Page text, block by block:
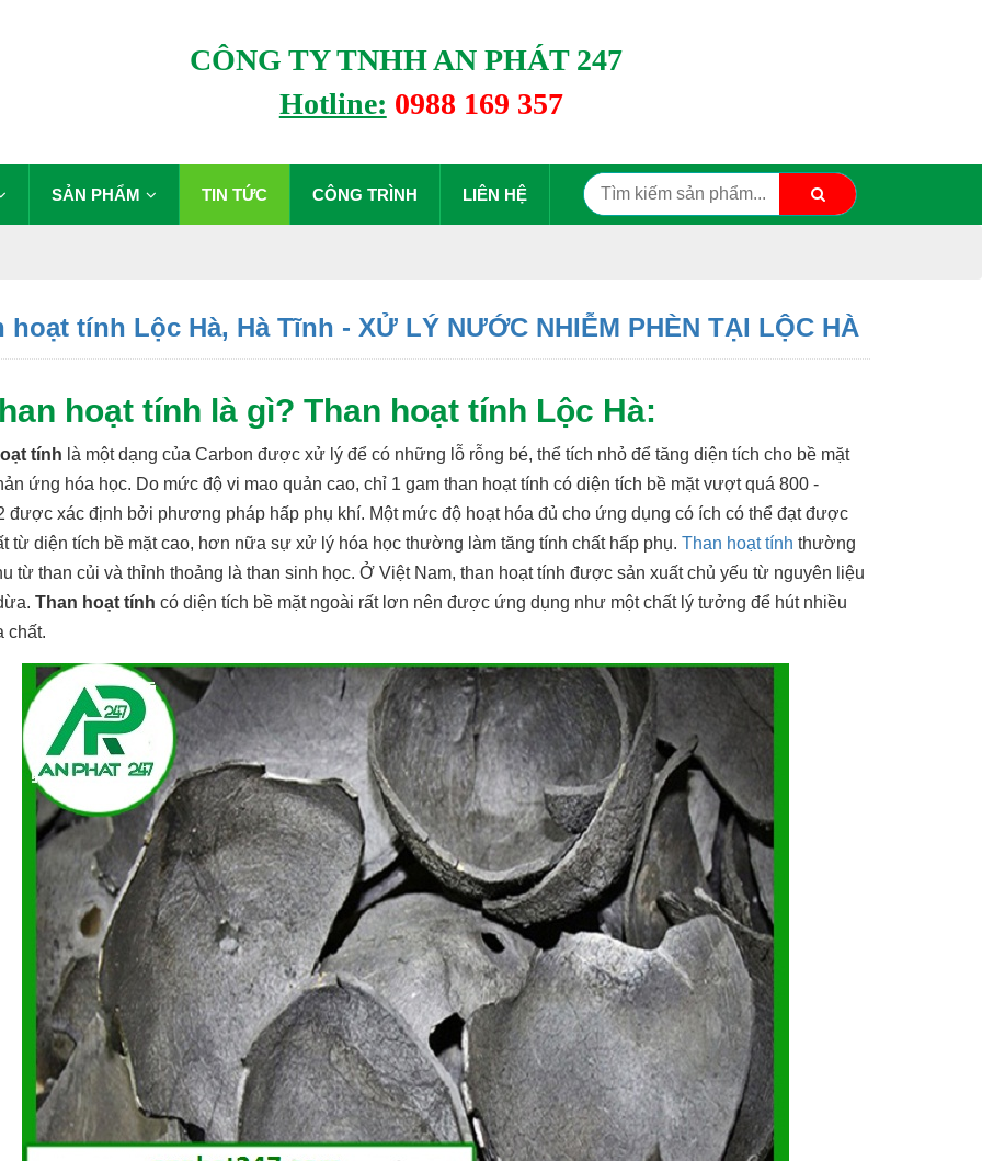
CÔNG TY TNHH AN PHÁT 247
Hotline: 0988 169 357
SẢN PHẨM TIN TỨC CÔNG TRÌNH LIÊN HỆ
hoạt tính Lộc Hà, Hà Tĩnh - XỬ LÝ NƯỚC NHIỄM PHÈN TẠI LỘC HÀ
hoạt tính là gì? Than hoạt tính Lộc Hà:
tính là một dạng của Carbon được xử lý để có những lỗ rỗng bé, thể tích nhỏ để tăng diện tích cho bề mặt
ứng hóa học. Do mức độ vi mao quản cao, chỉ 1 gam than hoạt tính có diện tích bề mặt vượt quá 800 -
được xác định bởi phương pháp hấp phụ khí. Một mức độ hoạt hóa đủ cho ứng dụng có ích có thể đạt được
từ diện tích bề mặt cao, hơn nữa sự xử lý hóa học thường làm tăng tính chất hấp phụ. Than hoạt tính thường
từ than củi và thỉnh thoảng là than sinh học. Ở Việt Nam, than hoạt tính được sản xuất chủ yếu từ nguyên liệu
Than hoạt tính có diện tích bề mặt ngoài rất lơn nên được ứng dụng như một chất lý tưởng để hút nhiều
chất.